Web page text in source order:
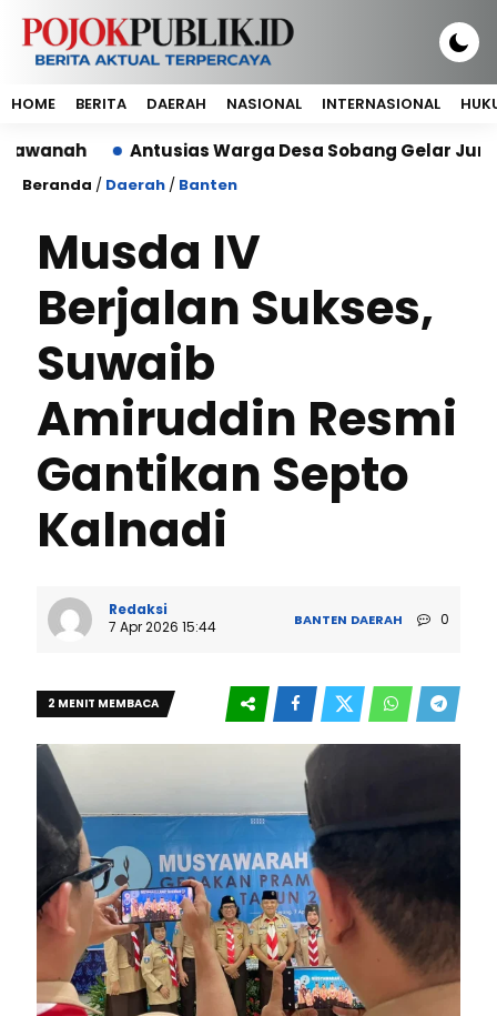
HOME BERITA DAERAH NASIONAL INTERNASIONAL
Antusias Warga Desa Sobang Gelar
Beranda / Daerah / Banten
Musda IV
Berjalan Sukses,
Suwaib
Amiruddin Resmi
Gantikan Septo
Kalnadi
Redaksi
7 Apr 2026 15:44
BANTEN DAERAH 0
2 MENIT MEMBACA